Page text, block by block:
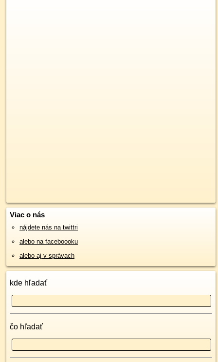
Viac o nás
nájdete nás na twittri
alebo na faceboooku
alebo aj v správach
kde hľadať
čo hľadať